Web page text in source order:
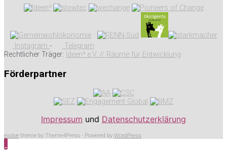
Instagram -
Telegram
Rechtlicher Träger: Ideen³ e.V. // Räume für Entwicklung
Förderpartner
Impressum und Datenschutzerklärung
evolve theme by Theme4Press - Powered by WordPress